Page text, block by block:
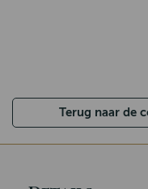
Terug naar de